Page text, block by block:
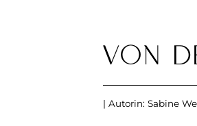
Von
| Autorin: Sabine